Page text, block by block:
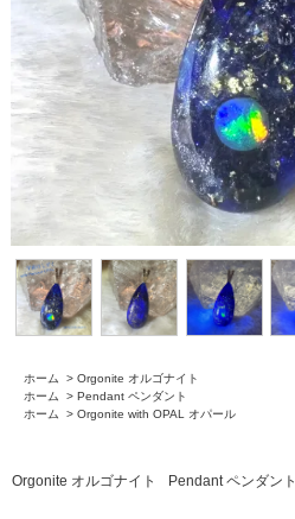
ホーム > Orgonite オルゴナイト
ホーム
> Pendant ペンダント
ホーム
> Orgonite with OPAL オパール
Orgonite オルゴナイト Pendant ペンダント